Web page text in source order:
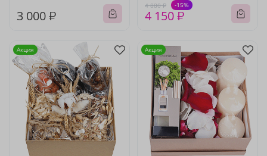
3 000 ₽
4 880 ₽ -15%
4 150 ₽
Акция Акция